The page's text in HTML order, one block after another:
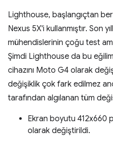
Lighthouse, başlangıçtan
Nexus 5X'i kullanmıştır. Son
mühendislerinin çoğu test
Şimdi Lighthouse da bu
cihazını Moto G4 olarak
değişiklik çok fark edilmez
tarafından algılanan tüm
Ekran boyutu 412x660
olarak değiştirildi.